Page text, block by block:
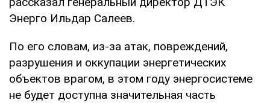
Энерго Ильдар Салеев.
По его словам, из-за атак, повреждений,
разрушения и оккупации энергетических
объектов врагом, в этом году энергосистеме
не будет доступна значительная часть